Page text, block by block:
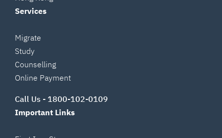
Services
Migrate
Study
Counselling
Online Payment
Call Us - 1800-102-0109
Important Links